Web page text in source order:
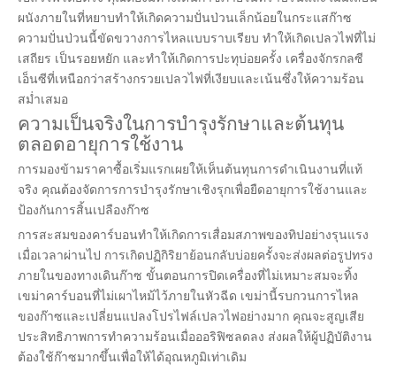
ผนังภายในที่หยาบทำให้เกิดความปั่นป่วนเล็กน้อยในกระแสก๊าซ
ความปั่นป่วนนี้ขัดขวางการไหลแบบราบเรียบ ทำให้เกิดเปลวไฟที่ไม่
เสถียร เป็นรอยหยัก และทำให้เกิดการปะทุบ่อยครั้ง เครื่องจักรกลซี
เอ็นซีที่เหนือกว่าสร้างกรวยเปลวไฟที่เงียบและเน้นซึ่งให้ความร้อน
สม่ำเสมอ
ความเป็นจริงในการบำรุงรักษาและต้นทุน
ตลอดอายุการใช้งาน
การมองข้ามราคาซื้อเริ่มแรกเผยให้เห็นต้นทุนการดำเนินงานที่แท้
จริง คุณต้องจัดการการบำรุงรักษาเชิงรุกเพื่อยืดอายุการใช้งานและ
ป้องกันการสิ้นเปลืองก๊าซ
การสะสมของคาร์บอนทำให้เกิดการเสื่อมสภาพของทิปอย่างรุนแรง
เมื่อเวลาผ่านไป การเกิดปฏิกิริยาย้อนกลับบ่อยครั้งจะส่งผลต่อรูปทรง
ภายในของทางเดินก๊าซ ขั้นตอนการปิดเครื่องที่ไม่เหมาะสมจะทิ้ง
เขม่าคาร์บอนที่ไม่เผาไหม้ไว้ภายในหัวฉีด เขม่านี้รบกวนการไหล
ของก๊าซและเปลี่ยนแปลงโปรไฟล์เปลวไฟอย่างมาก คุณจะสูญเสีย
ประสิทธิภาพการทำความร้อนเมื่อออริฟิซลดลง ส่งผลให้ผู้ปฏิบัติงาน
ต้องใช้ก๊าซมากขึ้นเพื่อให้ได้อุณหภูมิเท่าเดิม